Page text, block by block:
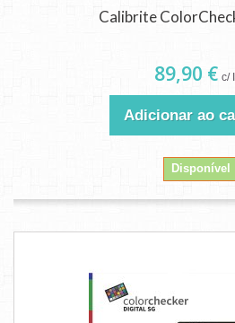
Calibrite
89,90 € c/
Adicionar ao
Disponível